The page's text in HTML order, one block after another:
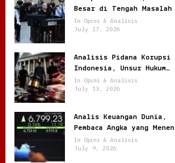
Besar di Tengah Masalah
Terus Berulang
In Opini & Analisis
July 17, 2026
Analisis Pidana Korupsi
Indonesia, Unsur Hukum
hingga Pemulihan Aset
In Opini & Analisis
July 13, 2026
Analis Keuangan Dunia,
Pembaca Angka yang
Arah Pasar Global
In Opini & Analisis
July 9, 2026